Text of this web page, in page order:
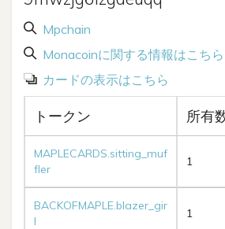
Mpchain
Monacoinに関する情報はこちら
カードの表示はこちら
トークン 所有
MAPLECARDS.sitting_muf
fler
1
BACKOFMAPLE.blazer_gir
l
1